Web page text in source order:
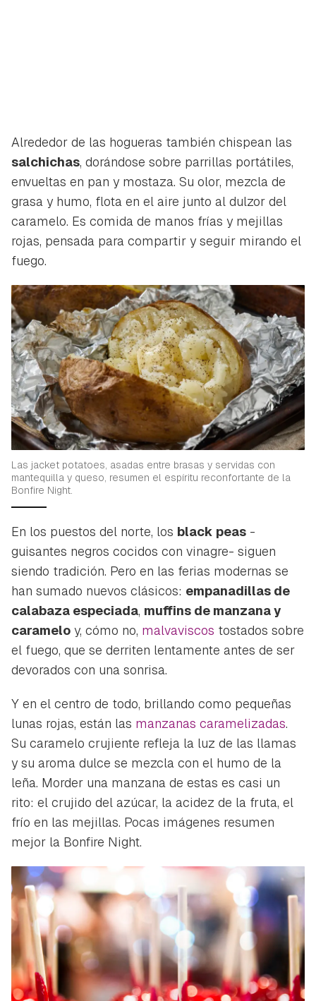
Guardar como favorito
Para poder guardar como favorito, primero has de
iniciar sesión con tu cuenta de Hogarmanía.
Alrededor de las hogueras también chispean las
salchichas, dorándose sobre parrillas portátiles,
envueltas en pan y mostaza. Su olor, mezcla de
grasa y humo, flota en el aire junto al dulzor del
caramelo. Es comida de manos frías y mejillas
rojas, pensada para compartir y seguir mirando el
fuego.
Las jacket potatoes, asadas entre brasas y servidas con
mantequilla y queso, resumen el espíritu reconfortante de la
Bonfire Night.
En los puestos del norte, los black peas -
guisantes negros cocidos con vinagre- siguen
siendo tradición. Pero en las ferias modernas se
han sumado nuevos clásicos: empanadillas de
calabaza especiada, muffins de manzana y
caramelo y, cómo no, malvaviscos tostados sobre
el fuego, que se derriten lentamente antes de ser
devorados con una sonrisa.
Y en el centro de todo, brillando como pequeñas
lunas rojas, están las manzanas caramelizadas.
Su caramelo crujiente refleja la luz de las llamas
y su aroma dulce se mezcla con el humo de la
leña. Morder una manzana de estas es casi un
rito: el crujido del azúcar, la acidez de la fruta, el
frío en las mejillas. Pocas imágenes resumen
mejor la Bonfire Night.
Contenido enviado
Gracias por suscribirte a nuestro boletín.
ACEPTAR